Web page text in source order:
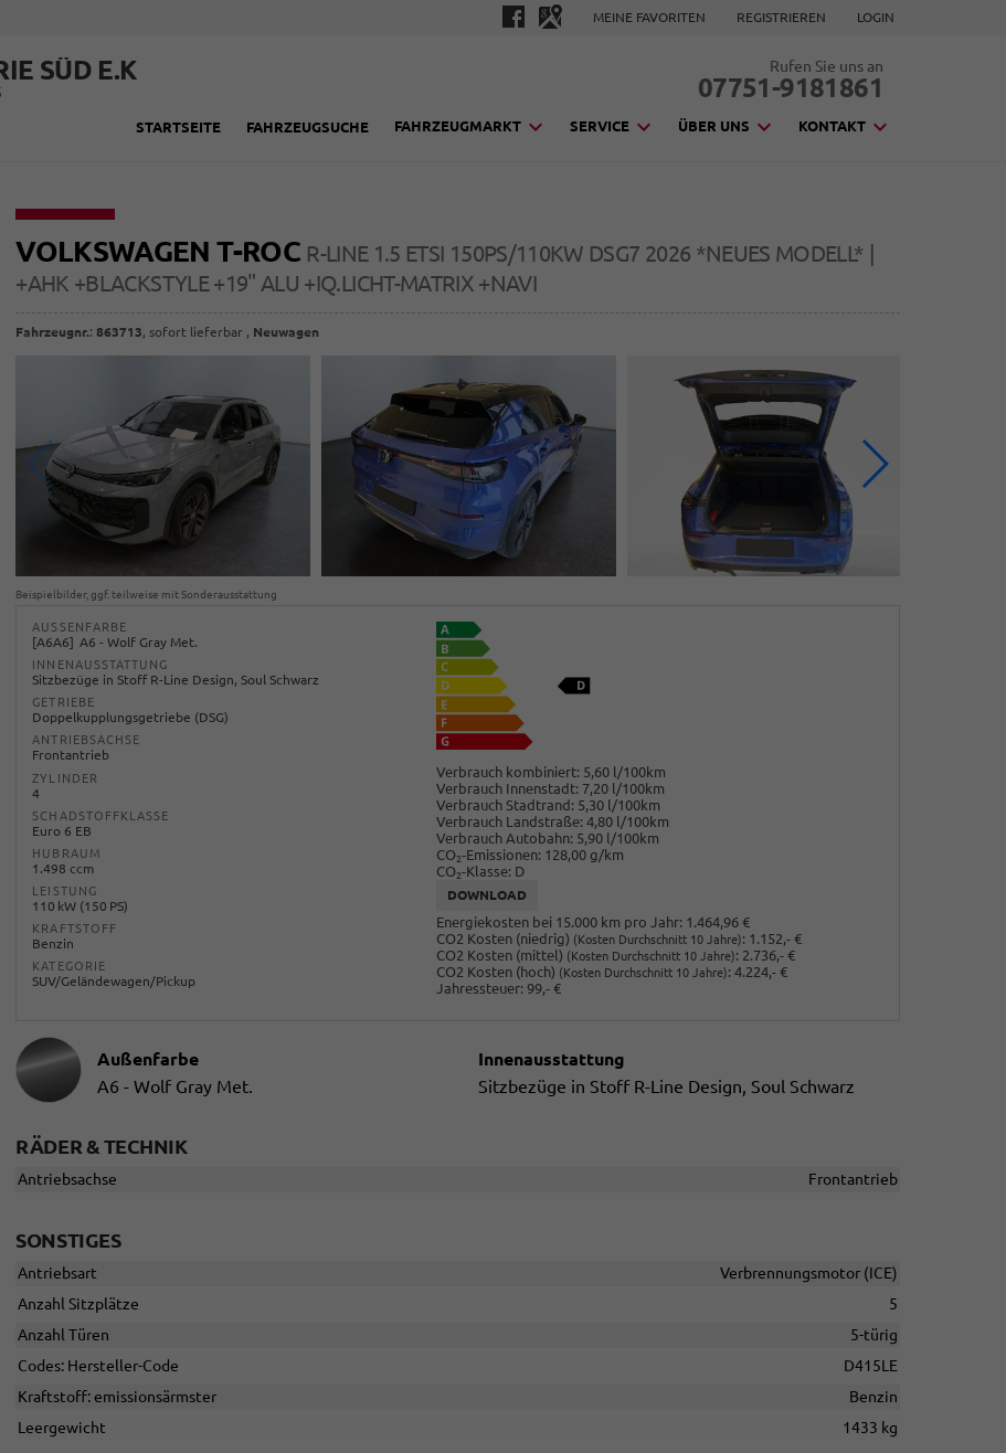
MEINE FAVORITEN REGISTRIEREN LOGIN
SÜD E.K Rufen Sie uns an
07751-9181861
STARTSEITE FAHRZEUGSUCHE FAHRZEUGMARKT SERVICE ÜBER UNS KONTAKT
VOLKSWAGEN T-ROC R-LINE 1.5 ETSI 150PS/110KW DSG7 2026 *NEUES MODELL* |
+AHK +BLACKSTYLE +19" ALU +IQ.LICHT-MATRIX +NAVI
Fahrzeugnr.:863713,sofort lieferbar , Neuwagen
Beispielbilder, ggf. teilweise mit Sonderausstattung
AUSSENFARBE
A6A6 A6 - Wolf Gray Met.
INNENAUSSTATTUNG
Sitzbezüge in Stoff R-Line Design, Soul Schwarz
GETRIEBE
Doppelkupplungsgetriebe (DSG)
ANTRIEBSACHSE
Frontantrieb
ZYLINDER
4
SCHADSTOFFKLASSE
Euro 6 EB
HUBRAUM
1.498 ccm
LEISTUNG
110 kW (150 PS)
KRAFTSTOFF
Benzin
KATEGORIE
SUV/Geländewagen/Pickup
Verbrauch kombiniert: 5,60 l/100km
Verbrauch Innenstadt: 7,20 l/100km
Verbrauch Stadtrand: 5,30 l/100km
Verbrauch Landstraße: 4,80 l/100km
Verbrauch Autobahn: 5,90 l/100km
CO2-Emissionen: 128,00 g/km
CO2-Klasse: D
DOWNLOAD
Energiekosten bei 15.000 km pro Jahr: 1.464,96 €
CO2 Kosten (niedrig) (Kosten Durchschnitt 10 Jahre): 1.152,- €
CO2 Kosten (mittel) (Kosten Durchschnitt 10 Jahre): 2.736,- €
CO2 Kosten (hoch) (Kosten Durchschnitt 10 Jahre): 4.224,- €
Jahressteuer: 99,- €
Außenfarbe
A6 - Wolf Gray Met.
Innenausstattung
Sitzbezüge in Stoff R-Line Design, Soul Schwarz
RÄDER & TECHNIK
Antriebsachse Frontantrieb
SONSTIGES
Antriebsart
Verbrennungsmotor (ICE)
Anzahl Sitzplätze
5
Anzahl Türen
5-türig
Codes: Hersteller-Code
D415LE
Kraftstoff: emissionsärmster
Benzin
Leergewicht
1433 kg